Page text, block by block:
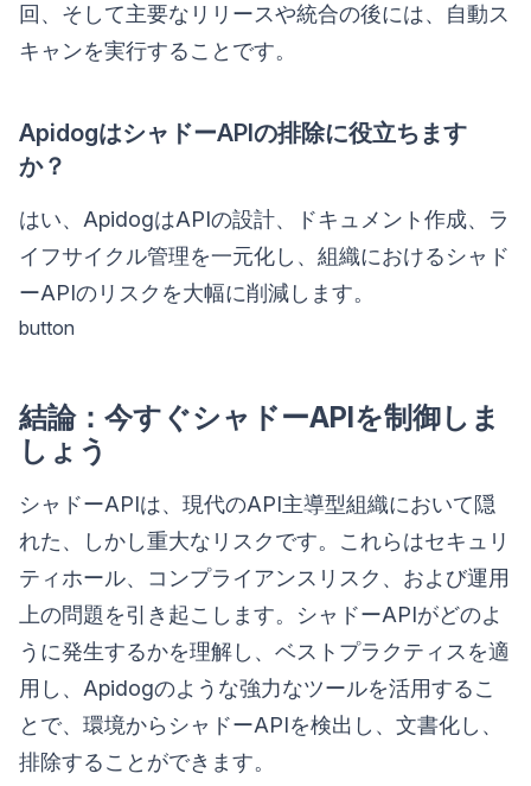
回、そして主要なリリースや統合の後には、自動ス
キャンを実行することです。
ApidogはシャドーAPIの排除に役立ちます
か？
はい、ApidogはAPIの設計、ドキュメント作成、ラ
イフサイクル管理を一元化し、組織におけるシャド
ーAPIのリスクを大幅に削減します。
button
結論：今すぐシャドーAPIを制御しま
しょう
シャドーAPIは、現代のAPI主導型組織において隠
れた、しかし重大なリスクです。これらはセキュリ
ティホール、コンプライアンスリスク、および運用
上の問題を引き起こします。シャドーAPIがどのよ
うに発生するかを理解し、ベストプラクティスを適
用し、Apidogのような強力なツールを活用するこ
とで、環境からシャドーAPIを検出し、文書化し、
排除することができます。